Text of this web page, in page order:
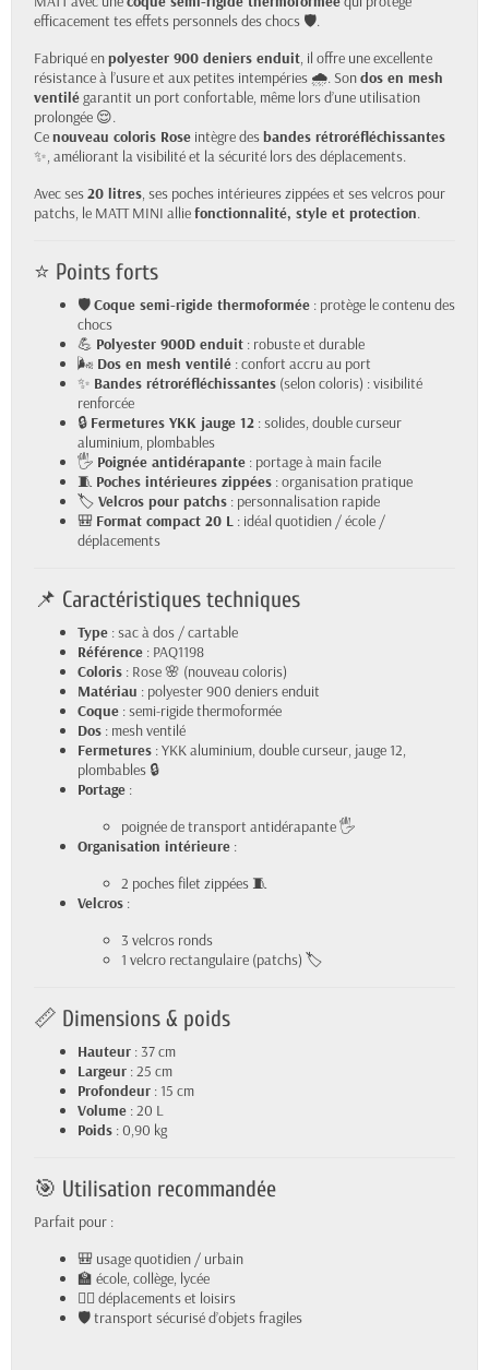
efficacement tes effets personnels des chocs 🛡️.
Fabriqué enpolyester 900 deniers enduit, il offre une excellente
résistance à l’usure et aux petites intempéries 🌧️. Sondos en mesh
ventilégarantit un port confortable, même lors d’une utilisation
prolongée 😌.
Cenouveau coloris Rose intègre desbandes rétroréfléchissantes
✨, améliorant la visibilité et la sécurité lors des déplacements.
Avec ses20 litres, ses poches intérieures zippées et ses velcros pour
patchs, le MATT MINI alliefonctionnalité, style et protection.
⭐ Points forts
🛡️Coque semi-rigide thermoformée : protège le contenu des
chocs
💪 Polyester 900D enduit : robuste et durable
🌬️ Dos en mesh ventilé : confort accru au port
✨ Bandes rétroréfléchissantes (selon coloris) : visibilité
renforcée
🔒 Fermetures YKK jauge 12 : solides, double curseur
aluminium, plombables
🖐️ Poignée antidérapante : portage à main facile
🧵 Poches intérieures zippées : organisation pratique
🏷️ Velcros pour patchs : personnalisation rapide
🎒 Format compact 20 L : idéal quotidien / école /
déplacements
📌 Caractéristiques techniques
Type : sac à dos / cartable
Référence : PAQ1198
Coloris : Rose 🌸 (nouveau coloris)
Matériau : polyester 900 deniers enduit
Coque : semi-rigide thermoformée
Dos : mesh ventilé
Fermetures : YKK aluminium, double curseur, jauge 12,
plombables 🔒
Portage :
poignée de transport antidérapante 🖐️
Organisation intérieure :
2 poches filet zippées 🧵
Velcros :
3 velcros ronds
1 velcro rectangulaire (patchs) 🏷️
📏 Dimensions & poids
Hauteur : 37 cm
Largeur : 25 cm
Profondeur : 15 cm
Volume : 20 L
Poids : 0,90 kg
🎯 Utilisation recommandée
Parfait pour :
🎒 usage quotidien / urbain
🏫 école, collège, lycée
🚶‍♀️ déplacements et loisirs
🛡️ transport sécurisé d’objets fragiles